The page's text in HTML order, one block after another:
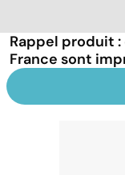
Rappel produit
France sont